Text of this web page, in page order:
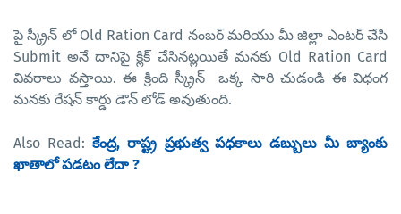
పై స్క్రీన్ లో Old Ration Card నంబర్మరియు మీ జిల్లా ఎంటర్ చేసి
Submit అనే దానిపై క్లిక్ చేసినట్లయితే మనకు Old Ration Card
వివరాలు వస్తాయి. ఈ క్రింది స్క్రీన్ ఒక్క సారి చుడండి ఈ విధంగ
మనకు రేషన్ కార్డు డౌన్ లోడ్ అవుతుంది.
Also Read:కేంద్ర, రాష్ట్ర ప్రభుత్వ పధకాలు డబ్బులు మీ బ్యాంకు
ఖాతాలో పడటం లేదా ?